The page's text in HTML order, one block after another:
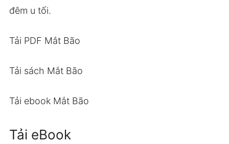
đêm u tối.
Tải PDF Mắt Bão
Tải sách Mắt Bão
Tải ebook Mắt Bão
Tải eBook